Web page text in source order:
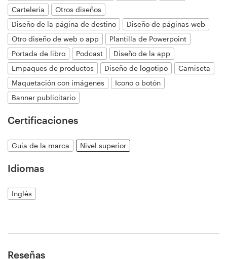
Cartelería
Otros diseños
Diseño de la página de destino
Diseño de páginas web
Otro diseño de web o app
Plantilla de Powerpoint
Portada de libro
Podcast
Diseño de la app
Empaques de productos
Diseño de logotipo
Camiseta
Maquetación con imágenes
Icono o botón
Banner publicitario
Certificaciones
Guía de la marca Nivel superior
Idiomas
Inglés
Reseñas
Diseño de páginas web
Guía de la marca
Explorar todas las categorías
Precios